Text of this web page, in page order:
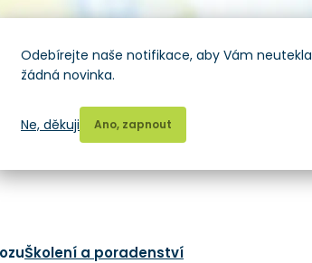
Školení a poradenství
Odebírejte naše notifikace, aby Vám neutekla
žádná novinka.
Ano, zapnout
Ne, děkuji